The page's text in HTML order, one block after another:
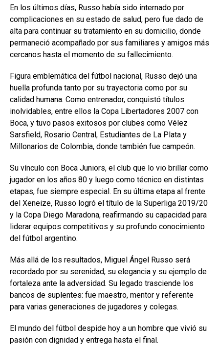
En los últimos días, Russo había sido internado por
complicaciones en su estado de salud, pero fue dado de
alta para continuar su tratamiento en su domicilio, donde
permaneció acompañado por sus familiares y amigos más
cercanos hasta el momento de su fallecimiento.
Figura emblemática del fútbol nacional, Russo dejó una
huella profunda tanto por su trayectoria como por su
calidad humana. Como entrenador, conquistó títulos
inolvidables, entre ellos la Copa Libertadores 2007 con
Boca, y tuvo pasos exitosos por clubes como Vélez
Sarsfield, Rosario Central, Estudiantes de La Plata y
Millonarios de Colombia, donde también fue campeón.
Su vínculo con Boca Juniors, el club que lo vio brillar como
jugador en los años 80 y luego como técnico en distintas
etapas, fue siempre especial. En su última etapa al frente
del Xeneize, Russo logró el título de la Superliga 2019/20
y la Copa Diego Maradona, reafirmando su capacidad para
liderar equipos competitivos y su profundo conocimiento
del fútbol argentino.
Más allá de los resultados, Miguel Ángel Russo será
recordado por su serenidad, su elegancia y su ejemplo de
fortaleza ante la adversidad. Su legado trasciende los
bancos de suplentes: fue maestro, mentor y referente
para varias generaciones de jugadores y colegas.
El mundo del fútbol despide hoy a un hombre que vivió su
pasión con dignidad y entrega hasta el final.